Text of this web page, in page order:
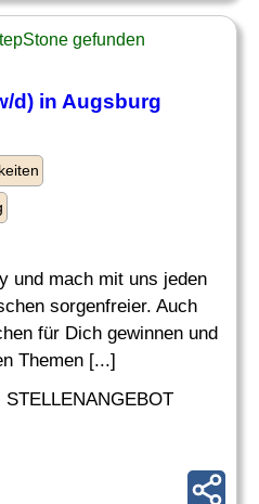
gefunden
d) in Augsburg
und mach mit uns jeden
sorgenfreier. Auch
für Dich gewinnen und
Themen [...]